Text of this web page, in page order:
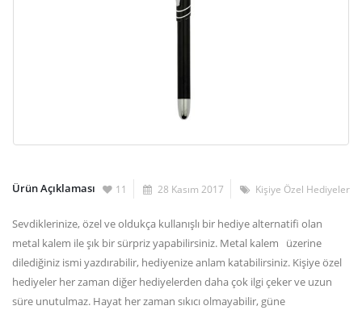
Ürün Açıklaması 11 28 Kasım 2017 Kişiye Özel Hediyeler
Sevdiklerinize, özel ve oldukça kullanışlı bir hediye alternatifi olan
metal kalem ile şık bir sürpriz yapabilirsiniz. Metal kalem üzerine
dilediğiniz ismi yazdırabilir, hediyenize anlam katabilirsiniz. Kişiye özel
hediyeler her zaman diğer hediyelerden daha çok ilgi çeker ve uzun
süre unutulmaz. Hayat her zaman sıkıcı olmayabilir, güne